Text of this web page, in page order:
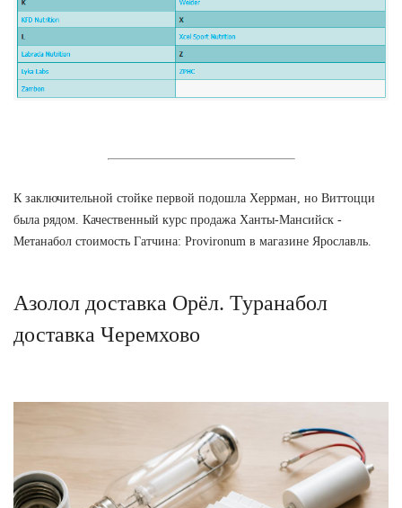
К заключительной стойке первой подошла Херрман, но Виттоцци
была рядом. Качественный курс продажа Ханты-Мансийск -
Метанабол стоимость Гатчина: Provironum в магазине Ярославль.
Азолол доставка Орёл. Туранабол
доставка Черемхово